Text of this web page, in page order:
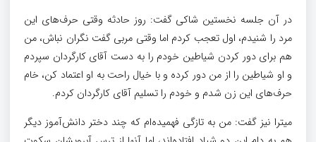
در آن جلسه نخستین شاکی گفت: روز حادثه وقتی حرف‌های این
مرد را شنیدم، اول تعجب کردم اما وقتی مربی گفت نگران نباش، من
هم برای دور کردن شیاطین خودم را به دست آقای کارگردان سپردم
و او شیاطین را از من دور کرده و با خیال راحت به او اعتماد کن، خام
حرف‌های این زن شدم و خودم را تسلیم آقای کارگردان کردم.
میترا نیز گفت: من به تازگی فهمیده‌ام که چند دختر دانش‌آموز دیگر